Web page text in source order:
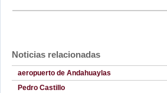
Noticias relacionadas
aeropuerto de Andahuaylas
Pedro Castillo